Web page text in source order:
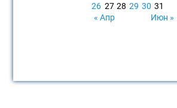
26 27 28 29 30 31
« Апр
Июн »